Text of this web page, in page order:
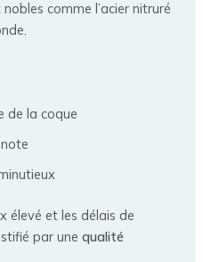
nobles comme l’acier nitruré
de la coque
élevé et les délais de
par unequalité